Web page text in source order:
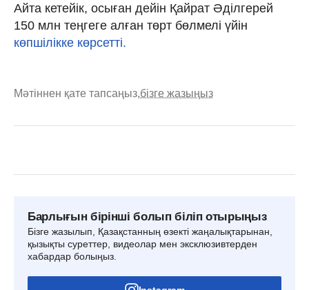
Айта кетейік, осыған дейін Қайрат Әділгерей
150 млн теңгеге алған төрт бөлмелі үйін
көпшілікке көрсетті.
Мәтіннен қате тапсаңыз,бізге жазыңыз
Барлығын бірінші болып біліп отырыңыз
Бізге жазылып, Қазақстанның өзекті жаңалықтарынан,
қызықты суреттер, видеолар мен эксклюзивтерден
хабардар болыңыз.